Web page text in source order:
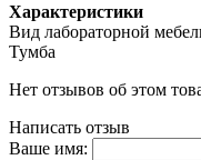
Характеристики
Вид лабораторной
Тумба
Нет отзывов об этом
Написать отзыв
Ваше имя: